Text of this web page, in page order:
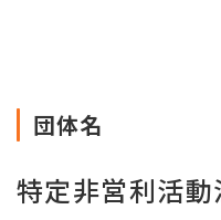
団体名
特定非営利活